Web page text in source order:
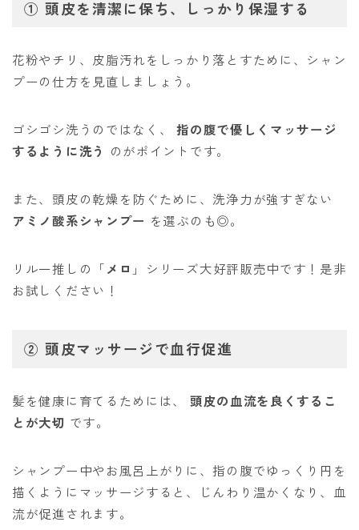
① 頭皮を清潔に保ち、しっかり保湿する
花粉やチリ、皮脂汚れをしっかり落とすために、シャン
プーの仕方を見直しましょう。
ゴシゴシ洗うのではなく、指の腹で優しくマッサージ
するように洗う のがポイントです。
また、頭皮の乾燥を防ぐために、洗浄力が強すぎない
アミノ酸系シャンプー を選ぶのも◎。
リル一推しの「メロ 」シリーズ大好評販売中です！是非
お試しください！
② 頭皮マッサージで血行促進
髪を健康に育てるためには、 頭皮の血流を良くするこ
とが大切 です。
シャンプー中やお風呂上がりに、指の腹でゆっくり円を
描くようにマッサージすると、じんわり温かくなり、血
流が促進されます。